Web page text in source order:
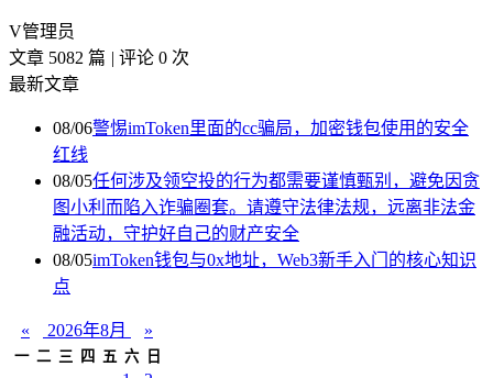
V管理员
文章 5082 篇 | 评论 0 次
最新文章
08/06警惕imToken里面的cc骗局，加密钱包使用的安全
红线
08/05任何涉及领空投的行为都需要谨慎甄别，避免因贪
图小利而陷入诈骗圈套。请遵守法律法规，远离非法金
融活动，守护好自己的财产安全
08/05imToken钱包与0x地址，Web3新手入门的核心知识
点
« 2026年8月 »
一 二 三 四 五 六 日